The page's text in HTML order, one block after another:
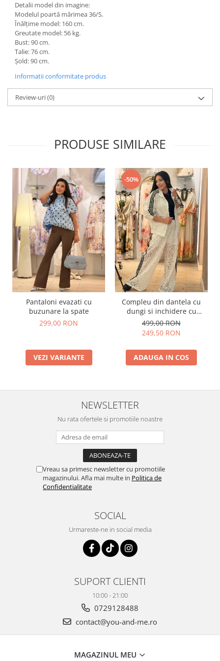
Detalii model din imagine:
Modelul poartă mărimea 36/S.
Înălțime model: 160 cm.
Greutate model: 56 kg.
Bust: 90 cm.
Talie: 76 cm.
Șold: 90 cm.
Informatii conformitate produs
Review-uri(0)
PRODUSE SIMILARE
Pantaloni evazati cu
buzunare la spate
299,00 RON
VEZI VARIANTE
-50%
Compleu din dantela cu
dungi si inchidere cu
fermoar
499,00 RON
249,50 RON
ADAUGA IN COS
NEWSLETTER
Nu rata ofertele si promotiile noastre
Vreau sa primesc newsletter cu promotiile
magazinului. Afla mai multe in Politica de
Confidentialitate
SOCIAL
Urmareste-ne in social media
SUPORT CLIENTI
10:00 - 21:00
0729128488
contact@you-and-me.ro
MAGAZINUL MEU